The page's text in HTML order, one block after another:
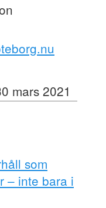
mars 2021
som
– inte bara i